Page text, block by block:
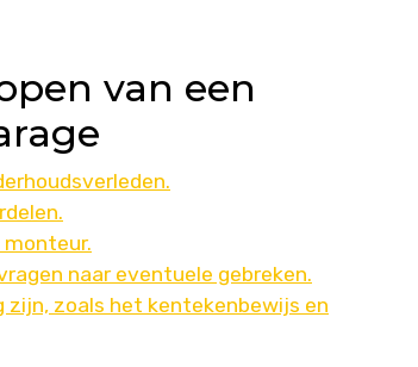
van een
naar eventuele gebreken.
zoals het kentekenbewijs en